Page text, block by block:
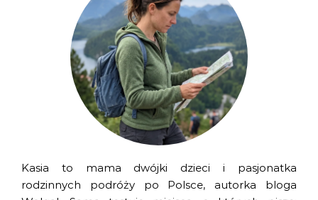
Kasia to mama dwójki dzieci i pasjonatka
rodzinnych podróży po Polsce, autorka bloga